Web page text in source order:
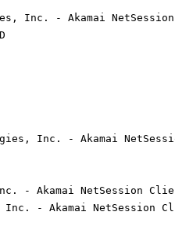
Inc. - Akamai
Inc. - Akamai
- Akamai NetSession
- Akamai NetSession